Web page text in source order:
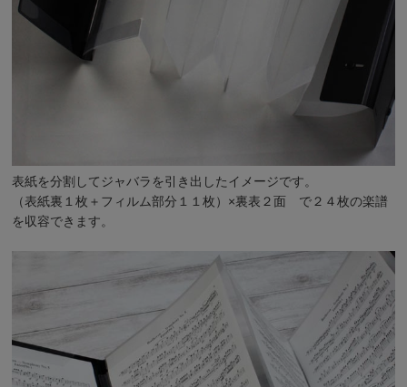
表紙を分割してジャバラを引き出したイメージです。
（表紙裏１枚＋フィルム部分１１枚）×裏表２面 で２４枚の楽譜
を収容できます。